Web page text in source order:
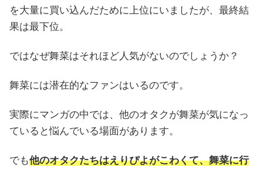
を大量に買い込んだために上位にいましたが、最終結
果は最下位。
ではなぜ舞菜はそれほど人気がないのでしょうか？
舞菜には潜在的なファンはいるのです。
実際にマンガの中では、他のオタクが舞菜が気になっ
ていると悩んでいる場面があります。
でも他のオタクたちはえりぴよがこわくて、舞菜に行